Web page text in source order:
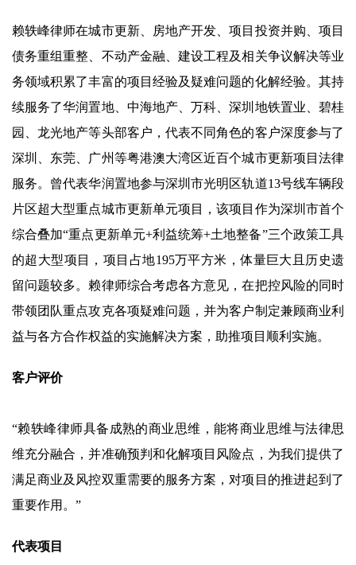
赖轶峰律师在城市更新、房地产开发、项目投资并购、项目
债务重组重整、不动产金融、建设工程及相关争议解决等业
务领域积累了丰富的项目经验及疑难问题的化解经验。其持
续服务了华润置地、中海地产、万科、深圳地铁置业、碧桂
园、龙光地产等头部客户，代表不同角色的客户深度参与了
深圳、东莞、广州等粤港澳大湾区近百个城市更新项目法律
服务。曾代表华润置地参与深圳市光明区轨道13号线车辆段
片区超大型重点城市更新单元项目，该项目作为深圳市首个
综合叠加“重点更新单元+利益统筹+土地整备”三个政策工具
的超大型项目，项目占地195万平方米，体量巨大且历史遗
留问题较多。赖律师综合考虑各方意见，在把控风险的同时
带领团队重点攻克各项疑难问题，并为客户制定兼顾商业利
益与各方合作权益的实施解决方案，助推项目顺利实施。
客户评价
“赖轶峰律师具备成熟的商业思维，能将商业思维与法律思
维充分融合，并准确预判和化解项目风险点，为我们提供了
满足商业及风控双重需要的服务方案，对项目的推进起到了
重要作用。”
代表项目